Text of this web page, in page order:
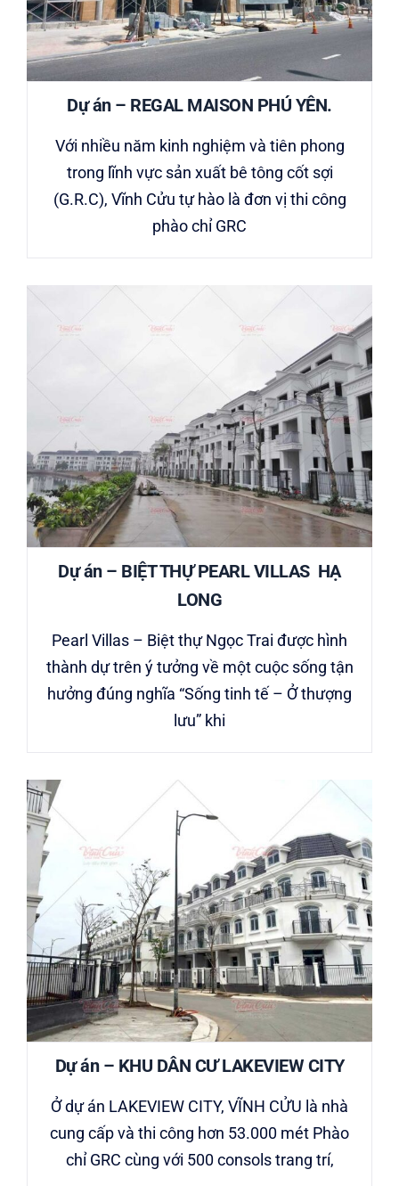
Dự án – REGAL MAISON PHÚ YÊN.
Với nhiều năm kinh nghiệm và tiên phong
trong lĩnh vực sản xuất bê tông cốt sợi
(G.R.C), Vĩnh Cửu tự hào là đơn vị thi công
phào chỉ GRC
Dự án – BIỆT THỰ PEARL VILLAS HẠ
LONG
Pearl Villas – Biệt thự Ngọc Trai được hình
thành dự trên ý tưởng về một cuộc sống tận
hưởng đúng nghĩa “Sống tinh tế – Ở thượng
lưu” khi
Dự án – KHU DÂN CƯ LAKEVIEW CITY
Ở dự án LAKEVIEW CITY, VĨNH CỬU là nhà
cung cấp và thi công hơn 53.000 mét Phào
chỉ GRC cùng với 500 consols trang trí,